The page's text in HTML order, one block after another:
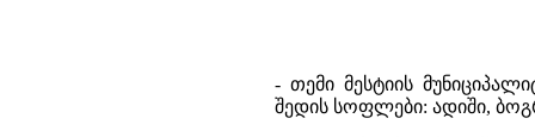
- თემი მესტიის
შედის სოფლები: ადიში,